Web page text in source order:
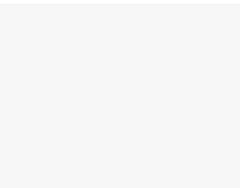
din katt? Bonnier Fakta; 2019.